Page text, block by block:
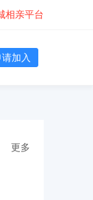
相亲平台
加入
更多